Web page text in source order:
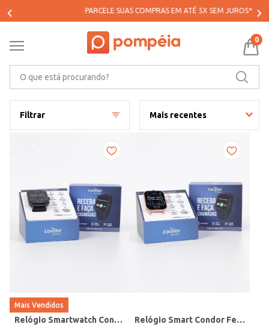
PARCELE SUAS COMPRAS EM ATÉ 5X SEM JUROS*
0
Filtrar Mais recentes
Mais Vendidos
Relógio Smartwatch Condor PRETO Relógio Smart Condor Feminino ROSE